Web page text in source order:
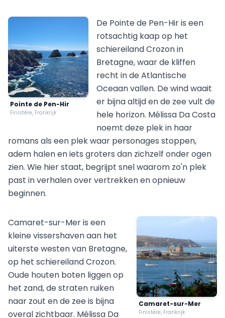
Pointe de Pen-Hir
Finistère, Frankrijk
De Pointe de Pen-Hir is een
rotsachtig kaap op het
schiereiland Crozon in
Bretagne, waar de kliffen
recht in de Atlantische
Oceaan vallen. De wind waait
er bijna altijd en de zee vult de
hele horizon. Mélissa Da Costa
noemt deze plek in haar
romans als een plek waar personages stoppen,
adem halen en iets groters dan zichzelf onder ogen
zien. Wie hier staat, begrijpt snel waarom zo'n plek
past in verhalen over vertrekken en opnieuw
beginnen.
Camaret-sur-Mer
Finistère, Frankrijk
Camaret-sur-Mer is een
kleine vissershaven aan het
uiterste westen van Bretagne,
op het schiereiland Crozon.
Oude houten boten liggen op
het zand, de straten ruiken
naar zout en de zee is bijna
overal zichtbaar. Mélissa Da